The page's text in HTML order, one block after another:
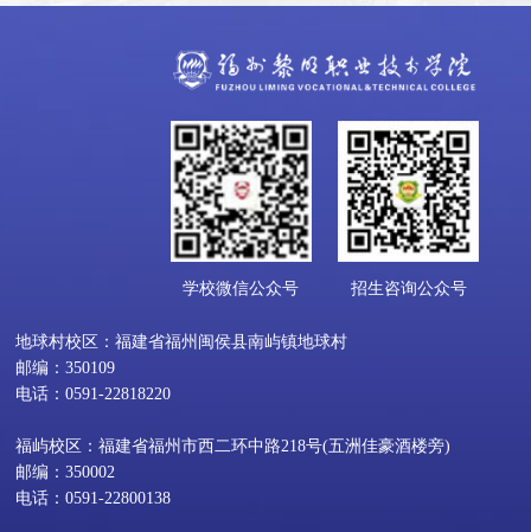
学校微信公众号 招生咨询公众号
地球村校区：福建省福州闽侯县南屿镇地球村
邮编：350109
电话：0591-22818220
福屿校区：福建省福州市西二环中路218号(五洲佳豪酒楼旁)
邮编：350002
电话：0591-22800138